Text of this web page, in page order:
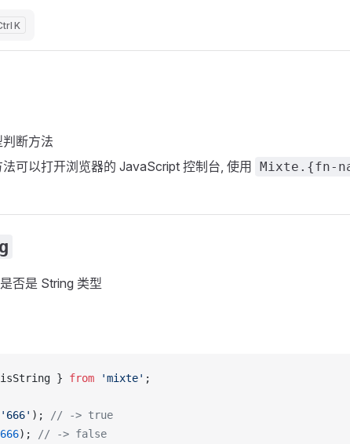
K
断方法
可以打开浏览器的 JavaScript 控制台, 使用
Mixte.{fn-
否是 String 类型
isString } from 'mixte' ;
'666' );
// -> true
666); // -> false